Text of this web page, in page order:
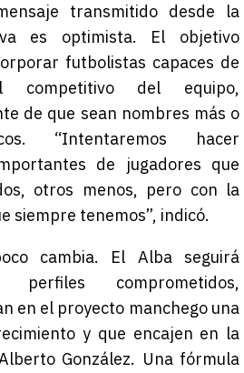
transmitido desde la
es optimista. El objetivo
futbolistas capaces de
del equipo,
de que sean nombres más o
“Intentaremos hacer
de jugadores que
otros menos, pero con la
siempre tenemos”, indicó.
cambia. El Alba seguirá
comprometidos,
en el proyecto manchego una
y que encajen en la
González. Una fórmula